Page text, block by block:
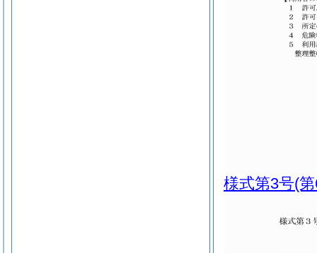
様式第3号(